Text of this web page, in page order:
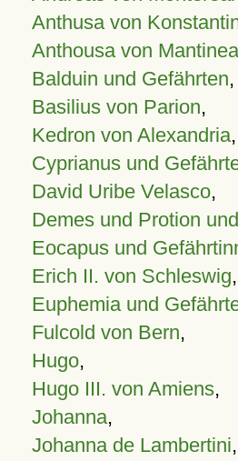
Anthusa von
Anthousa von Mantinea
Balduin und Gefährten,
Basilius von Parion,
Kedron von Alexandria,
Cyprianus und
David Uribe Velasco,
Demes und Protion
Eocapus und
Erich II. von Schleswig,
Euphemia und
Fulcold von Bern,
Hugo,
Hugo III. von Amiens,
Johanna,
Johanna de Lambertini,